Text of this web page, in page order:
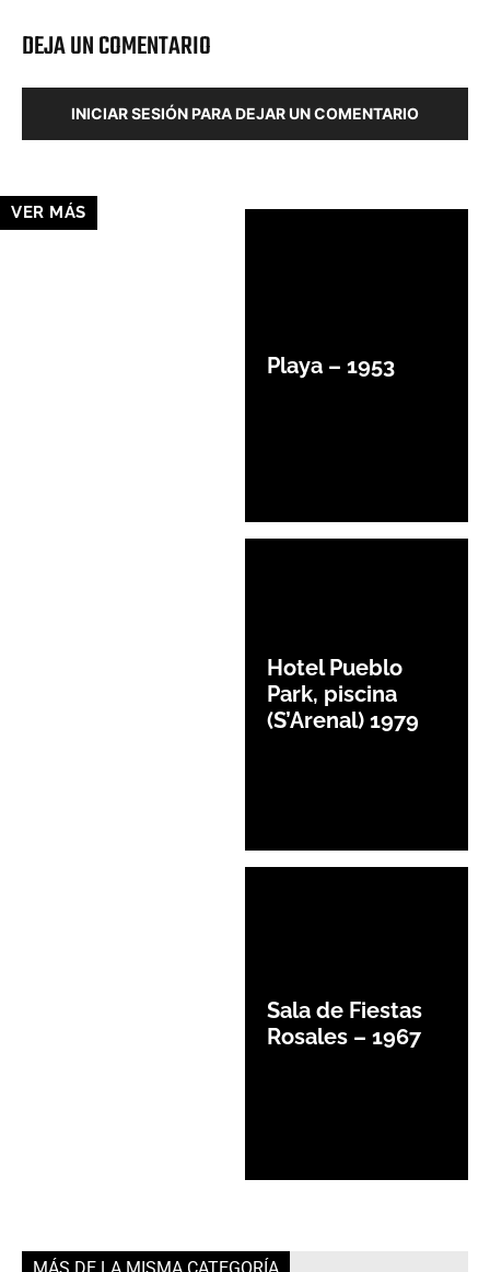
DEJA UN COMENTARIO
INICIAR SESIÓN PARA DEJAR UN COMENTARIO
VER MÁS
Playa – 1953
Hotel Pueblo
Park, piscina
(S’Arenal) 1979
Sala de Fiestas
Rosales – 1967